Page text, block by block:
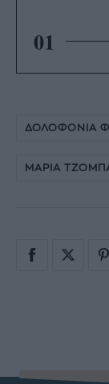
01
ΔΟΛΟΦΟΝΙΑ
ΜΑΡΙΑ